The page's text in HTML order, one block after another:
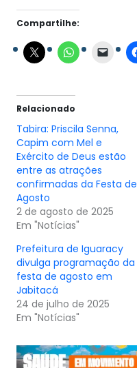
Compartilhe:
Relacionado
Tabira: Priscila Senna,
Capim com Mel e
Exército de Deus estão
entre as atrações
confirmadas da Festa de
Agosto
2 de agosto de 2025
Em "Notícias"
Prefeitura de Iguaracy
divulga programação da
festa de agosto em
Jabitacá
24 de julho de 2025
Em "Notícias"